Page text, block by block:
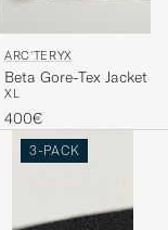
ARC'TERYX
Beta Gore-Tex Jacket
XL
400€
3-PACK